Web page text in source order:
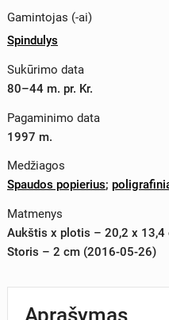
Gamintojas (-ai)
Spindulys
Sukūrimo data
80–44 m. pr. Kr.
Pagaminimo data
1997 m.
Medžiagos
Spaudos popierius;
Matmenys
Aukštis x plotis – 20,2 x
Storis – 2 cm (2016-05-26)